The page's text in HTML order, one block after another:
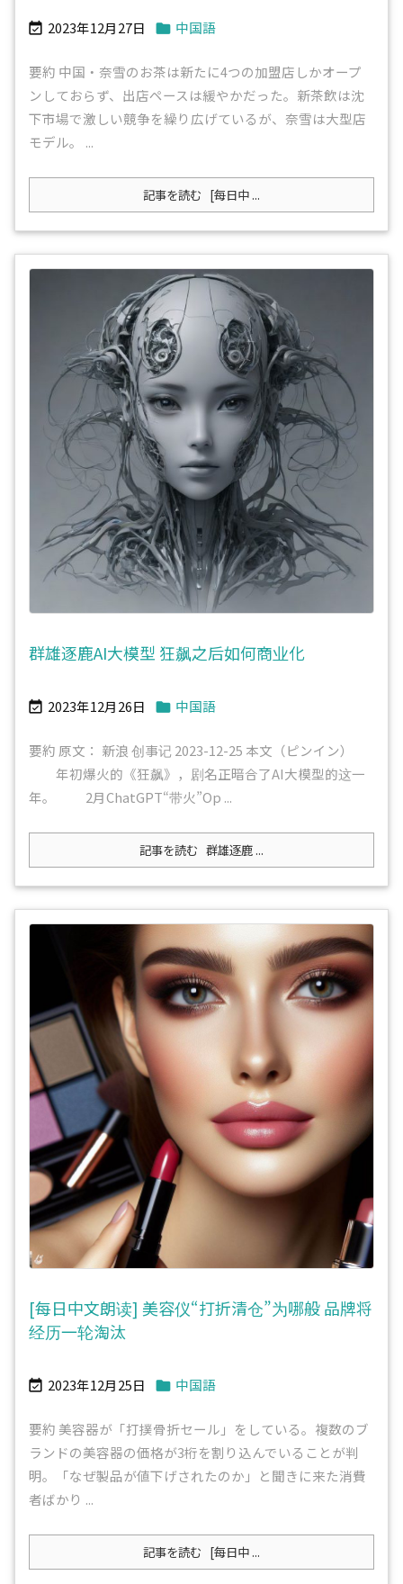
 2023年12月27日  中国語
要約 中国・奈雪のお茶は新たに4つの加盟店しかオープ
ンしておらず、出店ペースは緩やかだった。新茶飲は沈
下市場で激しい競争を繰り広げているが、奈雪は大型店
モデル。 ...
記事を読む [每日中 ...
群雄逐鹿AI大模型 狂飙之后如何商业化
 2023年12月26日  中国語
要約 原文： 新浪 创事记 2023-12-25 本文（ピンイン）
年初爆火的《狂飙》，剧名正暗合了AI大模型的这一
年。 2月ChatGPT“带火”Op ...
記事を読む 群雄逐鹿 ...
[每日中文朗读] 美容仪“打折清仓”为哪般 品牌将
经历一轮淘汰
 2023年12月25日  中国語
要約 美容器が「打撲骨折セール」をしている。複数のブ
ランドの美容器の価格が3桁を割り込んでいることが判
明。「なぜ製品が値下げされたのか」と聞きに来た消費
者ばかり ...
記事を読む [每日中 ...